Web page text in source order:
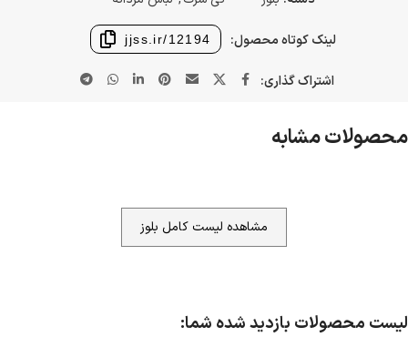
لینک کوتاه محصول: jjss.ir/12194
اشتراک گذاری:
محصولات مشابه
مشاهده لیست کامل بلوز
لیست محصولات بازدید شده شما: